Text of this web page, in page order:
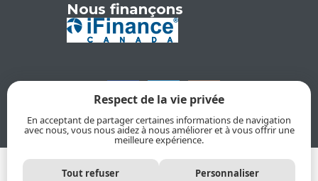
Nous finançons
© 2026, Clinique dentaire de l'Avenir. Tous droits réservés
Respect de la vie privée
En acceptant de partager certaines informations de navigation
avec nous, vous nous aidez à nous améliorer et à vous offrir une
meilleure expérience.
Tout refuser Personnaliser